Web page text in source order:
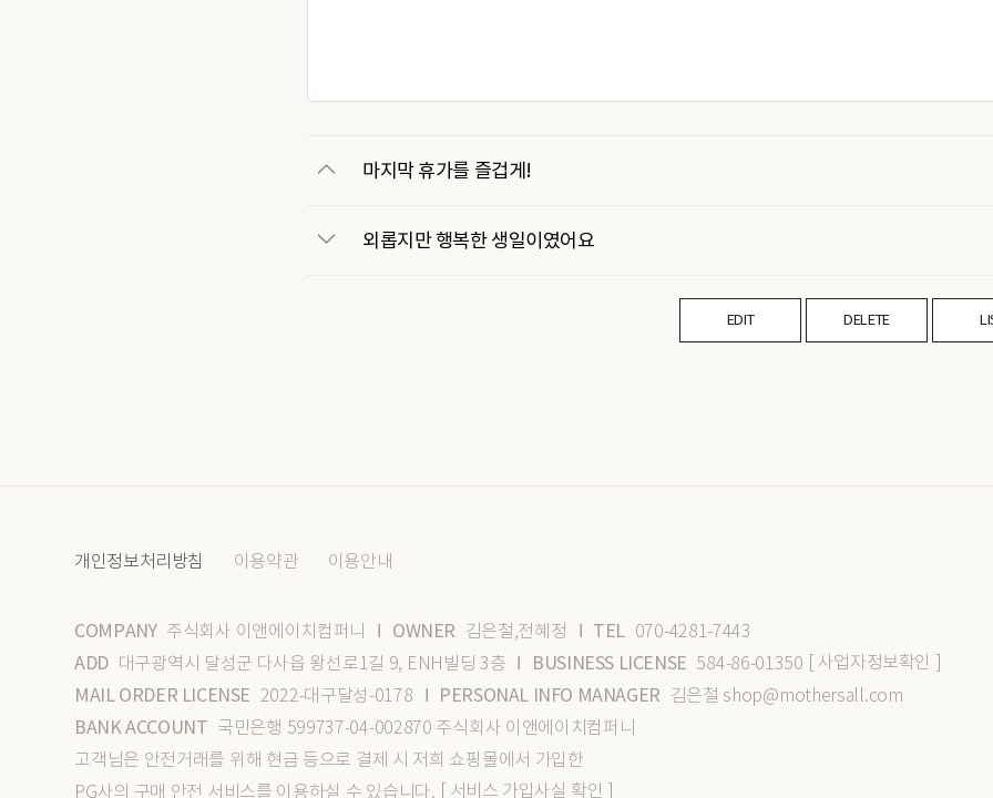
마지막 휴가를 즐겁게!
외롭지만 행복한 생일이였어요
EDIT DELETE
개인정보처리방침 이용약관 이용안내
COMPANY 주식회사 이앤에이치컴퍼니 OWNER 김은철,전혜정 TEL 070-4281-7443
ADD 대구광역시 달성군 다사읍 왕선로1길 9, ENH빌딩 3층 BUSINESS LICENSE 584-86-01350 [ 사업자정보확인 ]
MAIL ORDER LICENSE 2022-대구달성-0178 PERSONAL INFO MANAGER 김은철 shop@mothersall.com
BANK ACCOUNT 국민은행 599737-04-002870 주식회사 이앤에이치컴퍼니
고객님은 안전거래를 위해 현금 등으로 결제 시 저희 쇼핑몰에서 가입한
PG사의 구매 안전 서비스를 이용하실 수 있습니다. [ 서비스 가입사실 확인 ]